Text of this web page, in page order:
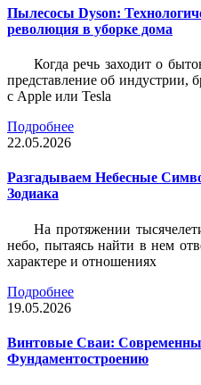
Пылесосы Dyson:
революция в уборке дома
Когда речь заходит о
представление об индустрии,
с Apple или Tesla
Подробнее
22.05.2026
Разгадываем Небесные
Зодиака
На протяжении
небо, пытаясь найти в нем
характере и отношениях
Подробнее
19.05.2026
Винтовые Сваи:
Фундаментостроению